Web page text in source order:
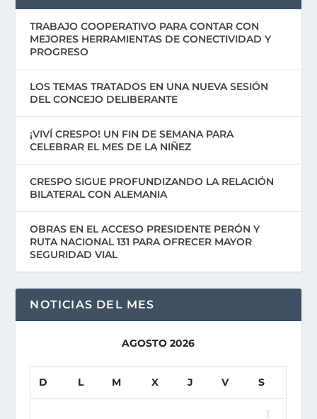
TRABAJO COOPERATIVO PARA CONTAR CON
MEJORES HERRAMIENTAS DE CONECTIVIDAD Y
PROGRESO
LOS TEMAS TRATADOS EN UNA NUEVA SESIÓN
DEL CONCEJO DELIBERANTE
¡VIVÍ CRESPO! UN FIN DE SEMANA PARA
CELEBRAR EL MES DE LA NIÑEZ
CRESPO SIGUE PROFUNDIZANDO LA RELACIÓN
BILATERAL CON ALEMANIA
OBRAS EN EL ACCESO PRESIDENTE PERÓN Y
RUTA NACIONAL 131 PARA OFRECER MAYOR
SEGURIDAD VIAL
NOTICIAS DEL MES
AGOSTO 2026
D L M X J V S
1